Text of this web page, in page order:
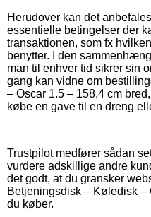
Herudover kan det
essentielle betingelser der
transaktionen, som fx
benytter. I den
man til enhver tid sikrer sin
gang kan vidne om
– Oscar 1.5 – 158,4 cm
købe en gave til en dreng
Trustpilot medfører sådan
vurdere adskillige andre
det godt, at du gransker
Betjeningsdisk – Køledisk –
du køber.